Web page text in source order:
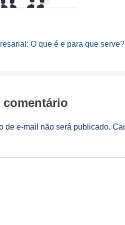
O que é e para que serve?
comentário
de e-mail não será publicado.